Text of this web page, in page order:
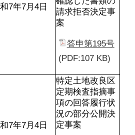
7年7月4日
請求拒否決定事
案
答申第195号
(PDF:107 KB)
7年7月4日
特定土地改良区
定期検査指摘事
項の回答履行状
況の部分公開決
定事案